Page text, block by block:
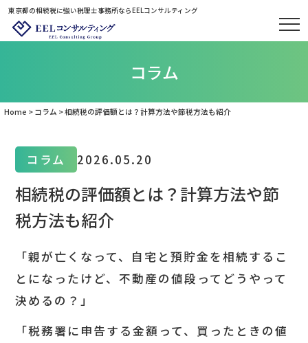
東京都の相続税に強い税理士事務所ならEELコンサルティング
コラム
Home > コラム >相続税の評価額とは？計算方法や節税方法も紹介
コラム 2026.05.20
相続税の評価額とは？計算方法や節
税方法も紹介
「親が亡くなって、自宅と預貯金を相続するこ
とになったけど、不動産の値段ってどうやって
決めるの？」
「税務署に申告する金額って、買ったときの値